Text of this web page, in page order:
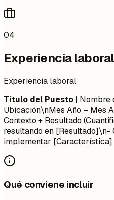
04
Experiencia laboral
Experiencia laboral
Título del Puesto | Nombre
Ubicación\nMes Año – Mes
Contexto + Resultado
resultando en [Resultado]\n-
implementar [Característica]
Qué conviene incluir